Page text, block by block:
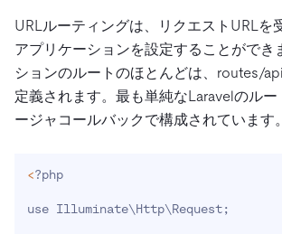
URLルーティングは、リクエストURLを
アプリケーションを設定することができ
ションのルートのほとんどは、routes/
定義されます。最も単純なLaravelのルー
ージャコールバックで構成されています。
<?php
use Illuminate\Http\Request;